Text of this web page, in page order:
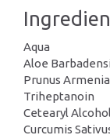
Aqua
Aloe
Prunus
Triheptanoin
Cetearyl Alcohol
Curcumis